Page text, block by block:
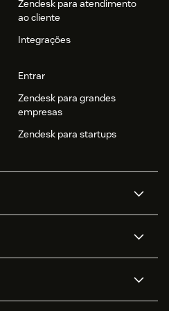
Zendesk para atendimento
ao cliente
Integrações
Entrar
Zendesk para grandes
empresas
Zendesk para startups
Mensagens e chat em tempo
real